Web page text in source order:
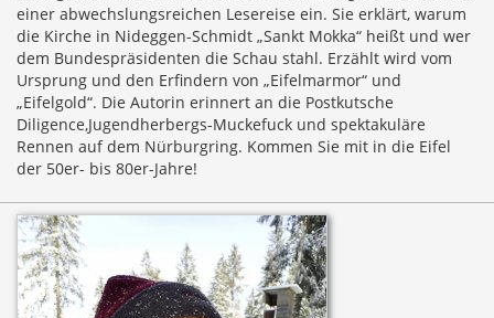
einer abwechslungsreichen Lesereise ein. Sie erklärt, warum
die Kirche in Nideggen-Schmidt „Sankt Mokka“ heißt und wer
dem Bundespräsidenten die Schau stahl. Erzählt wird vom
Ursprung und den Erfindern von „Eifelmarmor“ und
„Eifelgold“. Die Autorin erinnert an die Postkutsche
Diligence,Jugendherbergs-Muckefuck und spektakuläre
Rennen auf dem Nürburgring. Kommen Sie mit in die Eifel
der 50er- bis 80er-Jahre!